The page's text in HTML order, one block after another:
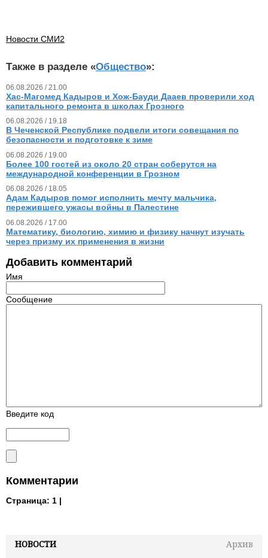
НОВОСТИ
Архив
Новости СМИ2
Также в разделе «Общество»:
06.08.2026 / 21.00
Хас-Магомед Кадыров и Хож-Бауди Дааев проверили ход
капитального ремонта в школах Грозного
06.08.2026 / 19.18
В Чеченской Республике подвели итоги совещания по
безопасности и подготовке к зиме
06.08.2026 / 19.00
Более 100 гостей из около 20 стран соберутся на
международной конференции в Грозном
06.08.2026 / 18.05
Адам Кадыров помог исполнить мечту мальчика,
пережившего ужасы войны в Палестине
06.08.2026 / 17.00
Математику, биологию, химию и физику начнут изучать
через призму их применения в жизни
Добавить комментарий
Имя
Сообщение
Введите код
Комментарии
Страница: 1 |